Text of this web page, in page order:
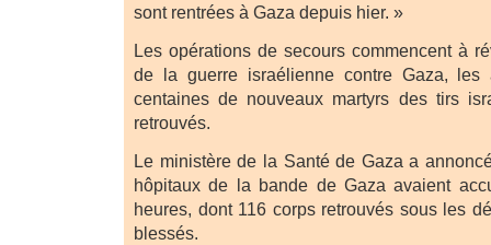
sont rentrées à Gaza depuis hier. »
Les opérations de secours commencent à
de la guerre israélienne contre Gaza, les
centaines de nouveaux martyrs des tirs
retrouvés.
Le ministère de la Santé de Gaza a
hôpitaux de la bande de Gaza avaient
heures, dont 116 corps retrouvés sous les
blessés.